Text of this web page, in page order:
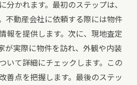
分かれます。最初のステップは、
不動産会社に依頼する際には物件
報を提供します。次に、現地査定
が実際に物件を訪れ、外観や内装
いて詳細にチェックします。この
善点を把握します。最後のステッ